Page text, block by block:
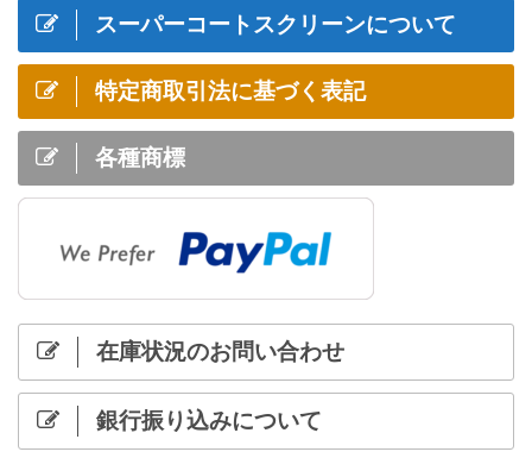
スーパーコートスクリーンについて
特定商取引法に基づく表記
各種商標
在庫状況のお問い合わせ
銀行振り込みについて